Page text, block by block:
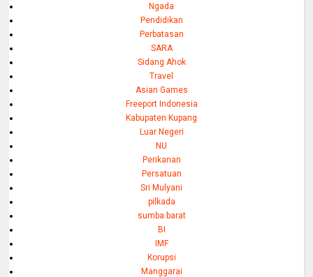
Ngada
Pendidikan
Perbatasan
SARA
Sidang Ahok
Travel
Asian Games
Freeport Indonesia
Kabupaten Kupang
Luar Negeri
NU
Perikanan
Persatuan
Sri Mulyani
pilkada
sumba barat
BI
IMF
Korupsi
Manggarai